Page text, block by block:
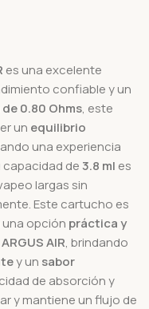
es una excelente
confiable y un
0.80 Ohms, este
un equilibrio
una experiencia
capacidad de3.8 ml es
largas sin
Este cartucho es
opción práctica y
AIR, brindando
y un sabor
de absorción y
y mantiene un flujo de